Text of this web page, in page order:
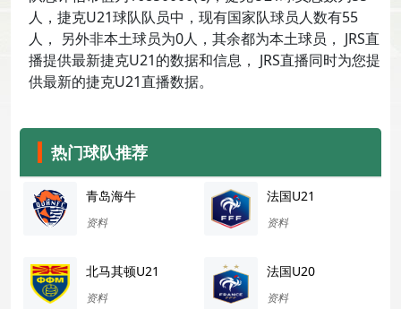
人，捷克U21球队队员中，现有国家队球员人数有55
人， 另外非本土球员为0人，其余都为本土球员， JRS直
播提供最新捷克U21的数据和信息， JRS直播同时为您提
供最新的捷克U21直播数据。
热门球队推荐
青岛海牛
资料
法国U21
资料
北马其顿U21
资料
法国U20
资料